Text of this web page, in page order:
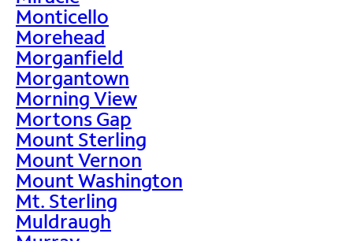
Monticello
Morehead
Morganfield
Morgantown
Morning View
Mortons Gap
Mount Sterling
Mount Vernon
Mount Washington
Mt. Sterling
Muldraugh